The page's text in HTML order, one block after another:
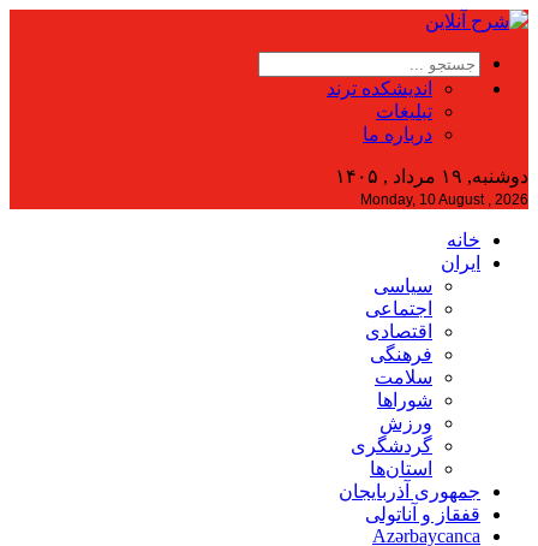
اندیشکده ترند
تبلیغات
درباره ما
دوشنبه, ۱۹ مرداد , ۱۴۰۵
Monday, 10 August , 2026
خانه
ایران
سیاسی
اجتماعی
اقتصادی
فرهنگی
سلامت
شوراها
ورزش
گردشگری
استان‌ها
جمهوری آذربایجان
قفقاز و آناتولی
Azərbaycanca